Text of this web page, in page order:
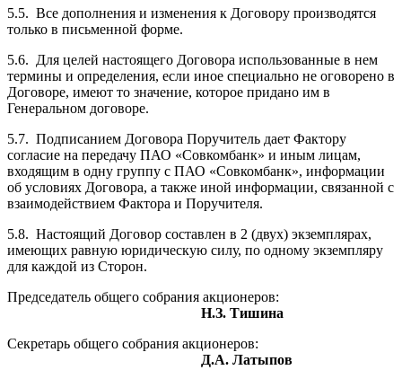
5.5. Все дополнения и изменения к Договору производятся
только в письменной форме.
5.6. Для целей настоящего Договора использованные в нем
термины и определения, если иное специально не оговорено в
Договоре, имеют то значение, которое придано им в
Генеральном договоре.
5.7. Подписанием Договора Поручитель дает Фактору
согласие на передачу ПАО «Совкомбанк» и иным лицам,
входящим в одну группу с ПАО «Совкомбанк», информации
об условиях Договора, а также иной информации, связанной с
взаимодействием Фактора и Поручителя.
5.8. Настоящий Договор составлен в 2 (двух) экземплярах,
имеющих равную юридическую силу, по одному экземпляру
для каждой из Сторон.
Председатель общего собрания акционеров:
Н.З. Тишина
Секретарь общего собрания акционеров:
Д.А. Латыпов